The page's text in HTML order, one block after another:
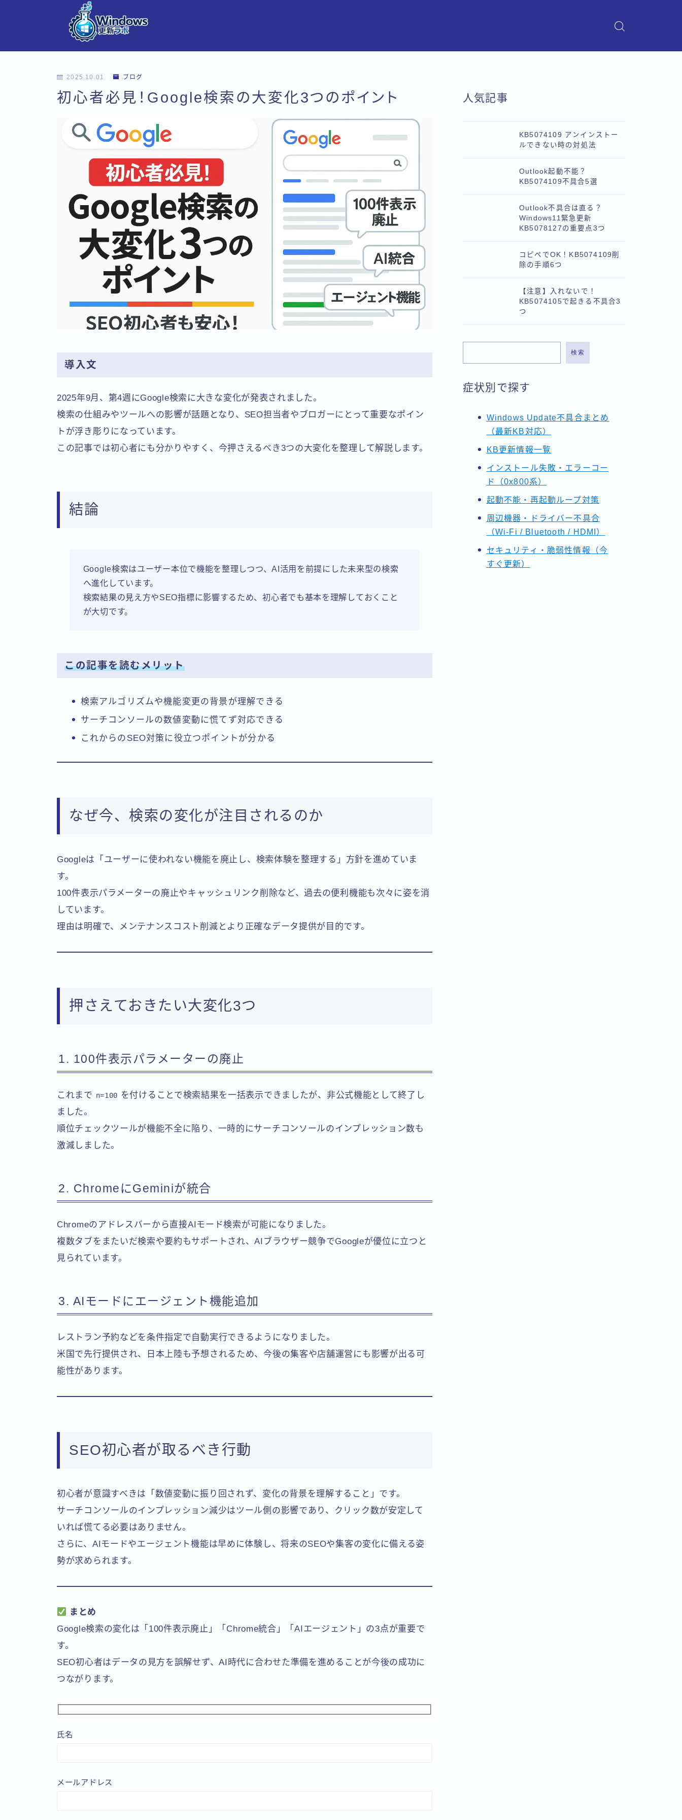
2025.10.01 ブログ
初心者必見！Google検索の大変化3つのポイント
導入文
2025年9月、第4週にGoogle検索に大きな変化が発表されました。
検索の仕組みやツールへの影響が話題となり、SEO担当者やブロガーにとって重要なポイン
トが浮き彫りになっています。
この記事では初心者にも分かりやすく、今押さえるべき3つの大変化を整理して解説します。
結論
Google検索はユーザー本位で機能を整理しつつ、AI活用を前提にした未来型の検索
へ進化しています。
検索結果の見え方やSEO指標に影響するため、初心者でも基本を理解しておくこと
が大切です。
この記事を読むメリット
検索アルゴリズムや機能変更の背景が理解できる
サーチコンソールの数値変動に慌てず対応できる
これからのSEO対策に役立つポイントが分かる
なぜ今、検索の変化が注目されるのか
Googleは「ユーザーに使われない機能を廃止し、検索体験を整理する」方針を進めていま
す。
100件表示パラメーターの廃止やキャッシュリンク削除など、過去の便利機能も次々に姿を消
しています。
理由は明確で、メンテナンスコスト削減とより正確なデータ提供が目的です。
押さえておきたい大変化3つ
1. 100件表示パラメーターの廃止
これまで n=100 を付けることで検索結果を一括表示できましたが、非公式機能として終了し
ました。
順位チェックツールが機能不全に陥り、一時的にサーチコンソールのインプレッション数も
激減しました。
2. ChromeにGeminiが統合
Chromeのアドレスバーから直接AIモード検索が可能になりました。
複数タブをまたいだ検索や要約もサポートされ、AIブラウザー競争でGoogleが優位に立つと
見られています。
3. AIモードにエージェント機能追加
レストラン予約などを条件指定で自動実行できるようになりました。
米国で先行提供され、日本上陸も予想されるため、今後の集客や店舗運営にも影響が出る可
能性があります。
SEO初心者が取るべき行動
初心者が意識すべきは「数値変動に振り回されず、変化の背景を理解すること」です。
サーチコンソールのインプレッション減少はツール側の影響であり、クリック数が安定して
いれば慌てる必要はありません。
さらに、AIモードやエージェント機能は早めに体験し、将来のSEOや集客の変化に備える姿
勢が求められます。
まとめ
Google検索の変化は「100件表示廃止」「Chrome統合」「AIエージェント」の3点が重要で
す。
SEO初心者はデータの見方を誤解せず、AI時代に合わせた準備を進めることが今後の成功に
つながります。
氏名
メールアドレス
人気記事
KB5074109 アンインストー
ルできない時の対処法
Outlook起動不能？
KB5074109不具合5選
Outlook不具合は直る？
Windows11緊急更新
KB5078127の重要点3つ
コピペでOK！KB5074109削
除の手順6つ
【注意】入れないで！
KB5074105で起きる不具合3
つ
検索
症状別で探す
Windows Update不具合まとめ
（最新KB対応）
KB更新情報一覧
インストール失敗・エラーコー
ド（0x800系）
起動不能・再起動ループ対策
周辺機器・ドライバー不具合
（Wi-Fi / Bluetooth / HDMI）
セキュリティ・脆弱性情報（今
すぐ更新）